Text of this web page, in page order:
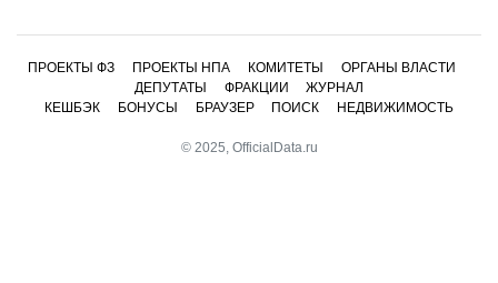
ПРОЕКТЫ ФЗ ПРОЕКТЫ НПА КОМИТЕТЫ
ОРГАНЫ ВЛАСТИ
ДЕПУТАТЫ
ФРАКЦИИ
ЖУРНАЛ
КЕШБЭК
БОНУСЫ БРАУЗЕР ПОИСК НЕДВИЖИМОСТЬ
© 2025, OfficialData.ru